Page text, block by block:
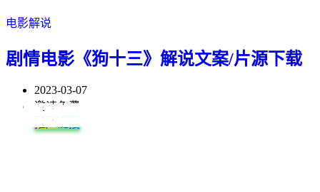
这部电影被禁了五年 上映后仍被称为近十年以来 最佳青春片 因为
它揭示了 中国父母 最残酷的教育模式 那就是必须活成 父母...
电影解说
剧情电影《狗十三》解说文案/片源下载
2023-03-07
邀请免费
推广链接
（大哥） （洗手间在哪里） 面前这个搞笑的男人叫大国 他是一家
整形医院的老板 靠着一张三寸不烂之舌 黑白两道通吃 他有一...
男人刚到家 发现自己头上顶着一片青青草原 但他的妻子看起来无
动于衷 不着急的穿上衣服 男人被压抑的愤怒 像火山爆发一样失...
你见过这么大胆的理发师吗 当她给王子理发时 故意往他的脸上喷
水 王子告诉她要温柔 她很是直接 直接放下剪刀 让王子自己剪...
这是我见过的抢劫运钞车最直接的方式 “十 九 八” “车子” “六 五”
“硬市掉了” “三 二 一” 不仅如此 这个人...
今天带来一部2023年最新影片 《最后的跳水》 该片出自于墨西哥
上映于去年的11月份 值得一提的是 这部电影是根据一个...
伏地魔餐厅正式营业 年度五星级盛宴《菜单》 震撼来袭 泰勒乔伊
联和尼古拉斯共同出演 讲述了在一座偏远的岛屿上 餐厅的主厨...
男人看一张死人的照片入迷了 最后 他声称那个人是自己杀的 因为
他在记忆里见过这个女人 甚至他自己也是杀害她的凶手 “在记...
“别以为老爸不懂英文” “就不知道你考成什么样子” “七科蓝” “两科
红” “这科和这科是什么” “越大越不上进” “别...
伦敦的街道 身无分文的站街女接连被杀 惨死令人发指 有预见未来
能力的探长们正试图保护这些无辜的妇女 一路追踪到王室身上 ...